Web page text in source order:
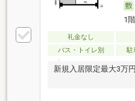
1
礼金なし
バス・トイレ別
駐
新規入居限定最大3万